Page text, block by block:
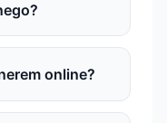
online?